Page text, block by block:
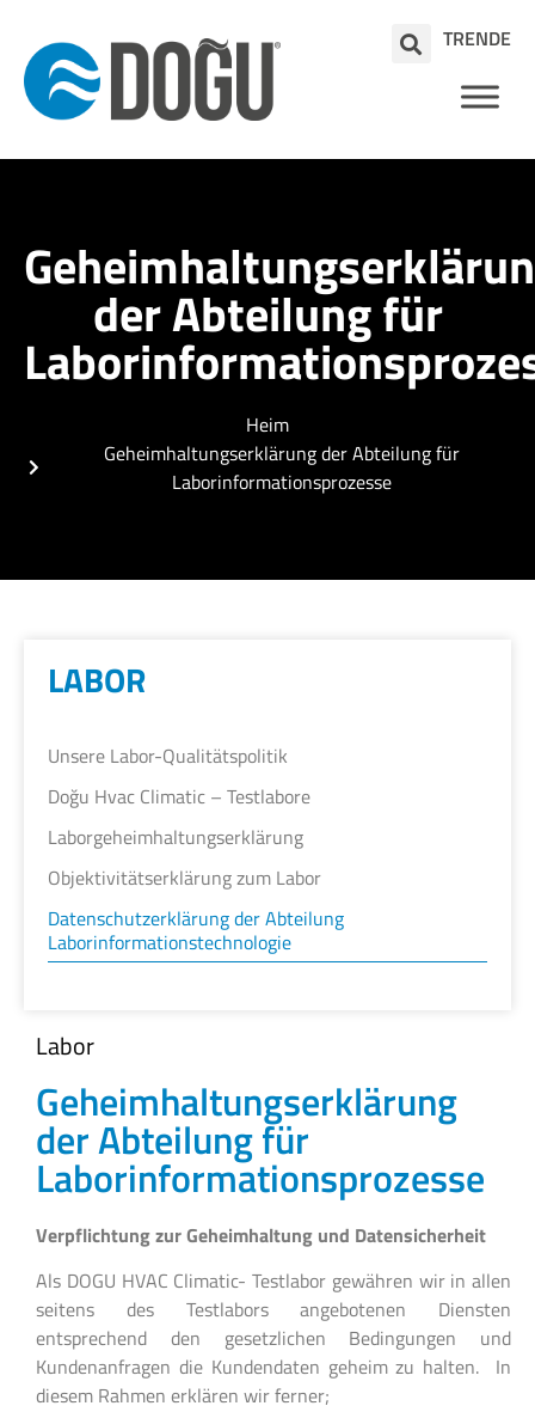
TRENDE
der Abteilung für
Heim
Geheimhaltungserklärung der Abteilung für
Laborinformationsprozesse
LABOR
Unsere Labor-Qualitätspolitik
Doğu Hvac Climatic – Testlabore
Laborgeheimhaltungserklärung
Objektivitätserklärung zum Labor
Datenschutzerklärung der Abteilung
Laborinformationstechnologie
Labor
Geheimhaltungserklärung
der Abteilung für
Laborinformationsprozesse
Verpflichtung zur Geheimhaltung und Datensicherheit
Als DOGU HVAC Climatic- Testlabor gewähren wir in allen
seitens des Testlabors angebotenen Diensten
entsprechend den gesetzlichen Bedingungen und
Kundenanfragen die Kundendaten geheim zu halten. In
diesem Rahmen erklären wir ferner;